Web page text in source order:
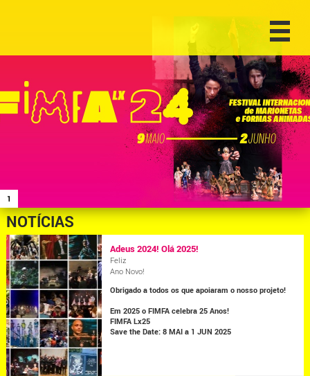
1
NOTÍCIAS
Adeus 2024! Olá 2025!
Feliz
Ano Novo!
Obrigado a todos os que apoiaram o nosso projeto!
Em 2025 o FIMFA celebra 25 Anos!
FIMFA Lx25
Save the Date: 8 MAI a 1 JUN 2025